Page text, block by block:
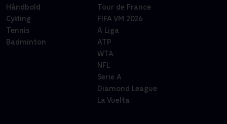
Håndbold
Cykling
Tennis
Badminton
Tour de France
FIFA VM 2026
A Liga
ATP
WTA
NFL
Serie A
Diamond League
La Vuelta